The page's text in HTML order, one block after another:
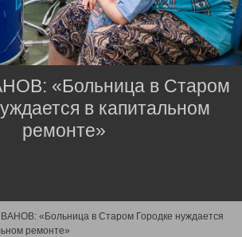
«Больница в Старом Городке нуждается
ремонте»
«Больница в Старом
в капитальном
ремонте»